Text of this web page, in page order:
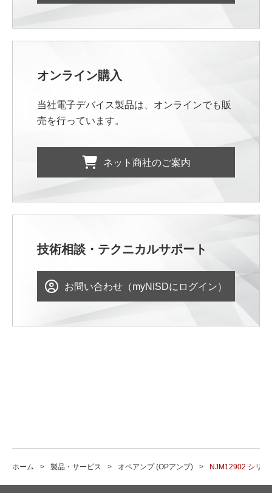
オンライン購入
当社電子デバイス製品は、オンラインでも販
売を行っています。
ネット商社のご案内
技術相談・テクニカルサポート
お問い合わせ（myNISDにログイン）
ホーム 製品・サービス オペアンプ (OPアンプ) NJM12902 シリー